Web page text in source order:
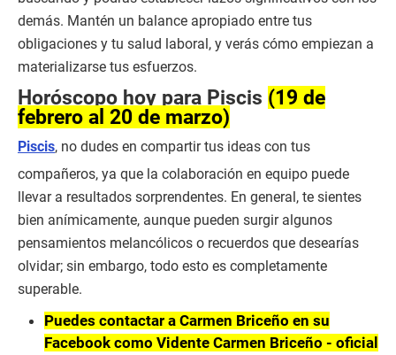
demás. Mantén un balance apropiado entre tus
obligaciones y tu salud laboral, y verás cómo empiezan a
materializarse tus esfuerzos.
Horóscopo hoy para Piscis (19 de
febrero al 20 de marzo)
Piscis, no dudes en compartir tus ideas con tus
compañeros, ya que la colaboración en equipo puede
llevar a resultados sorprendentes. En general, te sientes
bien anímicamente, aunque pueden surgir algunos
pensamientos melancólicos o recuerdos que desearías
olvidar; sin embargo, todo esto es completamente
superable.
Puedes contactar a Carmen Briceño en su
Facebook como Vidente Carmen Briceño - oficial